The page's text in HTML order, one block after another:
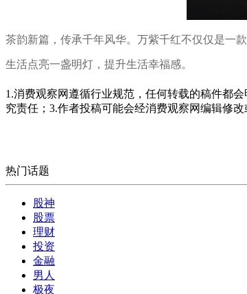
茶韵新篇，传承千年风华。万紫千红不仅仅是一
生活点亮一盏明灯，提升生活幸福感。
1.消费观察网遵循行业规范，任何转载的稿件都
究责任；3.作者投稿可能会经消费观察网编辑修改
热门话题
股神
股票
理财
投资
金融
男人
极夜